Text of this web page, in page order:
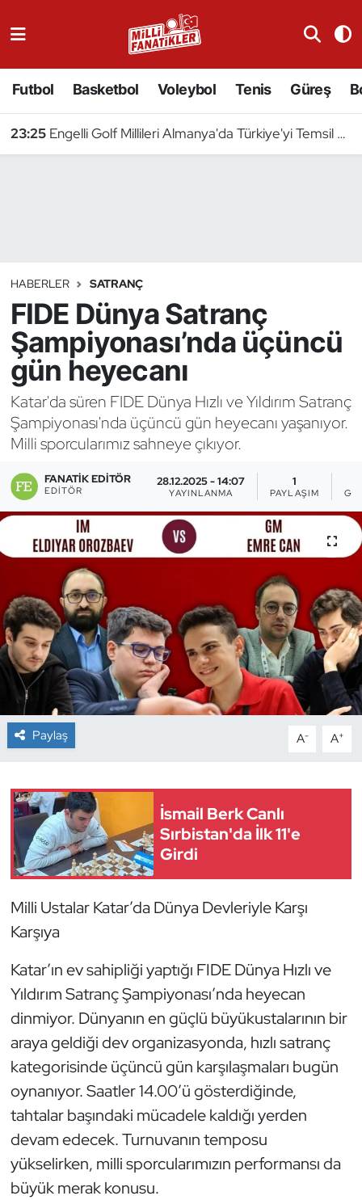
Futbol Basketbol Voleybol Tenis Güreş
23:25 Engelli Golf Millileri Almanya'da Türkiye'yi Temsil Edecek
HABERLER SATRANÇ
FIDE Dünya Satranç
Şampiyonası’nda üçüncü
gün heyecanı
Katar'da süren FIDE Dünya Hızlı ve Yıldırım Satranç
Şampiyonası'nda üçüncü gün heyecanı yaşanıyor.
Milli sporcularımız sahneye çıkıyor.
FANATIK EDITÖR
EDITÖR
28.12.2025 - 14:07
YAYINLANMA
1
PAYLAŞIM
Paylaş A- A+
İsmail Berk Canlı
Sırbistan'da İlk 11'e
Girdi
Milli Ustalar Katar’da Dünya Devleriyle Karşı
Karşıya
Katar’ın ev sahipliği yaptığı FIDE Dünya Hızlı ve
Yıldırım Satranç Şampiyonası’nda heyecan
dinmiyor. Dünyanın en güçlü büyükustalarının bir
araya geldiği dev organizasyonda, hızlı satranç
kategorisinde üçüncü gün karşılaşmaları bugün
oynanıyor. Saatler 14.00’ü gösterdiğinde,
tahtalar başındaki mücadele kaldığı yerden
devam edecek. Turnuvanın temposu
yükselirken, milli sporcularımızın performansı da
büyük merak konusu.
Badminton
Binicilik
Bisiklet
Bocce Bowling Dart
Boks
Briç
Buz Hokeyi
Buz Pateni
Çim Hokeyi
Cimnastik
Curling
Dağcılık
Dövüş Sanatı
E-Spor
Futbol
Futsal
Genel
Golf
Güreş
Halter
Hava Sporları